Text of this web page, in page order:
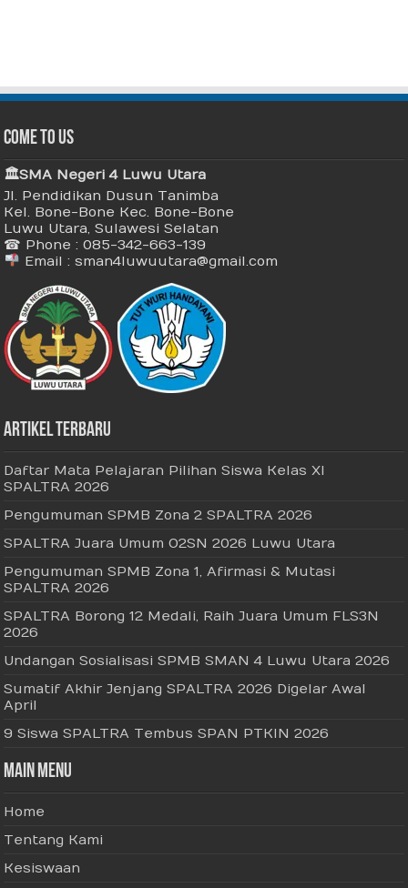
Come To Us
🏛 SMA Negeri 4 Luwu Utara
Jl. Pendidikan Dusun Tanimba
Kel. Bone-Bone Kec. Bone-Bone
Luwu Utara, Sulawesi Selatan
☎ Phone : 085-342-663-139
Email : sman4luwuutara@gmail.com
Artikel Terbaru
Daftar Mata Pelajaran Pilihan Siswa Kelas XI
SPALTRA 2026
Pengumuman SPMB Zona 2 SPALTRA 2026
SPALTRA Juara Umum O2SN 2026 Luwu Utara
Pengumuman SPMB Zona 1, Afirmasi & Mutasi
SPALTRA 2026
SPALTRA Borong 12 Medali, Raih Juara Umum FLS3N
2026
Undangan Sosialisasi SPMB SMAN 4 Luwu Utara 2026
Sumatif Akhir Jenjang SPALTRA 2026 Digelar Awal
April
9 Siswa SPALTRA Tembus SPAN PTKIN 2026
Main Menu
Home
Tentang Kami
Kesiswaan